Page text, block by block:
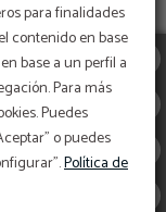
para finalidades
contenido en base
base a un perfil a
Para más
Puedes
o puedes
Política de